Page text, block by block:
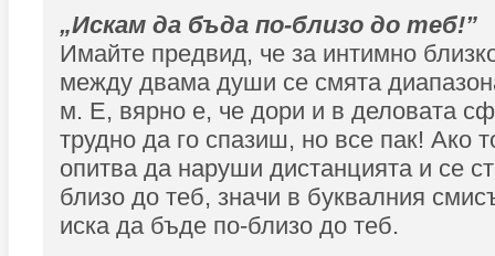
„Искам да бъда по-близо до теб!”
Имайте предвид, че за интимно
между двама души се смята
м. Е, вярно е, че дори и в деловата
трудно да го спазиш, но все пак! Ако
опитва да наруши дистанцията и се
близо до теб, значи в буквалния
иска да бъде по-близо до теб.